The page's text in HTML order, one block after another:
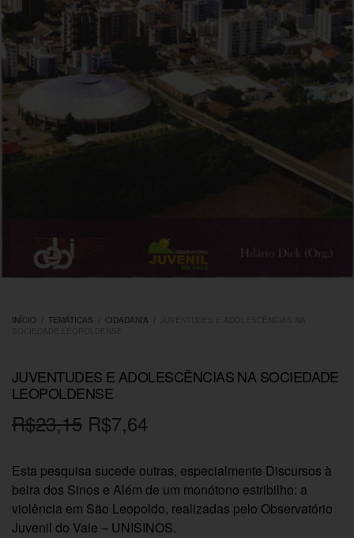
INÍCIO TEMÁTICAS CIDADANIA
JUVENTUDES E ADOLESCÊNCIAS NA SOCIEDADE
LEOPOLDENSE
R$23,15 O preço
era:
R$23,15.
R$7,64
atual é:
R$7,64.
Esta pesquisa sucede outras, especialmente Discursos à
beira dos Sinos e Além de um monótono estribilho: a
violência em São Leopoldo, realizadas pelo Observatório
Juvenil do Vale – UNISINOS.